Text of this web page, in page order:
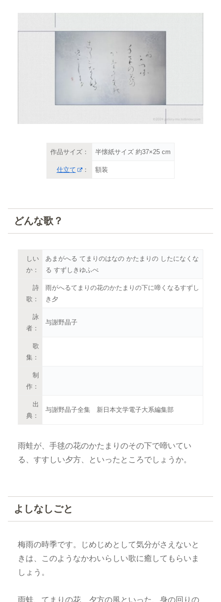
作品サイズ： 半懐紙サイズ 約37×25 cm
仕立て ： 額装
どんな歌？
しい
か：
あまがへる てまりのはなの かたまりの したになくな
る すずしきゆふべ
詩
歌：
雨がへるてまりの花のかたまりの下に啼くなるすずし
き夕
詠
者：
与謝野晶子
歌
集：
制
作：
出
典：
与謝野晶子全集 新日本文学電子大系編集部
雨蛙が、手毬の花のかたまりのその下で啼いてい
る、すすしい夕方、といったところでしょうか。
よしなしごと
梅雨の時季です。じめじめとして気分がさえないと
きは、このようなかわいらしい歌に癒してもらいま
しょう。
雨蛙、てまりの花、夕方の風といった、身の回りの